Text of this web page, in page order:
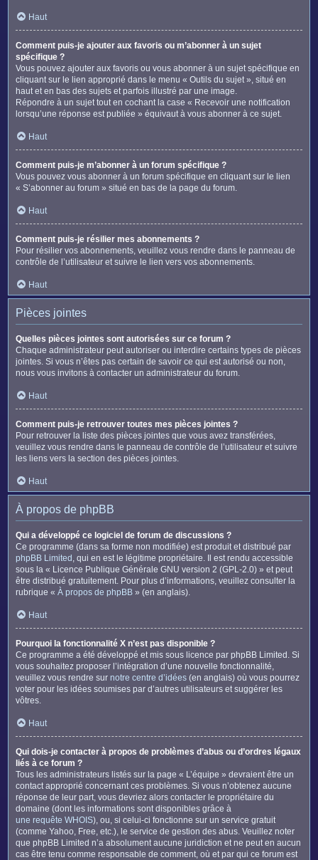
Haut
Comment puis-je ajouter aux favoris ou m’abonner à un sujet
spécifique ?
Vous pouvez ajouter aux favoris ou vous abonner à un sujet spécifique en
cliquant sur le lien approprié dans le menu « Outils du sujet », situé en
haut et en bas des sujets et parfois illustré par une image.
Répondre à un sujet tout en cochant la case « Recevoir une notification
lorsqu’une réponse est publiée » équivaut à vous abonner à ce sujet.
Haut
Comment puis-je m’abonner à un forum spécifique ?
Vous pouvez vous abonner à un forum spécifique en cliquant sur le lien
« S’abonner au forum » situé en bas de la page du forum.
Haut
Comment puis-je résilier mes abonnements ?
Pour résilier vos abonnements, veuillez vous rendre dans le panneau de
contrôle de l’utilisateur et suivre le lien vers vos abonnements.
Haut
Pièces jointes
Quelles pièces jointes sont autorisées sur ce forum ?
Chaque administrateur peut autoriser ou interdire certains types de pièces
jointes. Si vous n’êtes pas certain de savoir ce qui est autorisé ou non,
nous vous invitons à contacter un administrateur du forum.
Haut
Comment puis-je retrouver toutes mes pièces jointes ?
Pour retrouver la liste des pièces jointes que vous avez transférées,
veuillez vous rendre dans le panneau de contrôle de l’utilisateur et suivre
les liens vers la section des pièces jointes.
Haut
À propos de phpBB
Qui a développé ce logiciel de forum de discussions ?
Ce programme (dans sa forme non modifiée) est produit et distribué par
phpBB Limited , qui en est le légitime propriétaire. Il est rendu accessible
sous la « Licence Publique Générale GNU version 2 (GPL-2.0) » et peut
être distribué gratuitement. Pour plus d’informations, veuillez consulter la
rubrique « À propos de phpBB » (en anglais).
Haut
Pourquoi la fonctionnalité X n’est pas disponible ?
Ce programme a été développé et mis sous licence par phpBB Limited. Si
vous souhaitez proposer l’intégration d’une nouvelle fonctionnalité,
veuillez vous rendre sur notre centre d’idées (en anglais) où vous pourrez
voter pour les idées soumises par d’autres utilisateurs et suggérer les
vôtres.
Haut
Qui dois-je contacter à propos de problèmes d’abus ou d’ordres légaux
liés à ce forum ?
Tous les administrateurs listés sur la page « L’équipe » devraient être un
contact approprié concernant ces problèmes. Si vous n’obtenez aucune
réponse de leur part, vous devriez alors contacter le propriétaire du
domaine (dont les informations sont disponibles grâce à
une requête WHOIS), ou, si celui-ci fonctionne sur un service gratuit
(comme Yahoo, Free, etc.), le service de gestion des abus. Veuillez noter
que phpBB Limited n’a absolument aucune juridiction et ne peut en aucun
cas être tenu comme responsable de comment, où et par qui ce forum est